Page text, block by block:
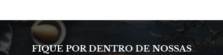
FIQUE POR DENTRO DE NOSSAS